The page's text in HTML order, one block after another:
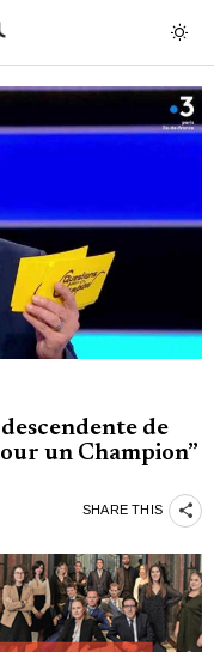
de
un Champion”
SHARE THIS